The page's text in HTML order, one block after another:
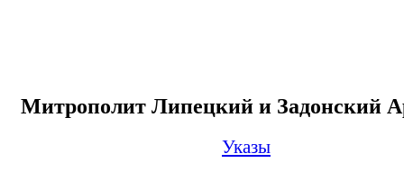
Митрополит Липецкий и Задонский
Указы